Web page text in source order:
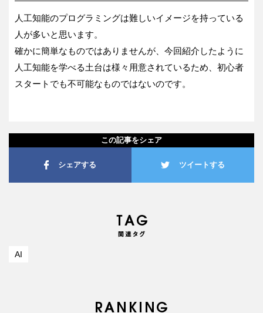
人工知能のプログラミングは難しいイメージを持っている
人が多いと思います。
確かに簡単なものではありませんが、今回紹介したように
人工知能を学べる土台は様々用意されているため、初心者
スタートでも不可能なものではないのです。
この記事をシェア
シェアする ツイートする
AI